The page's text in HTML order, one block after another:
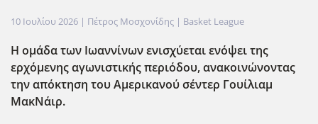
10 Ιουλίου 2026 | Πέτρος Μοσχονίδης | Basket League
Η ομάδα των Ιωαννίνων ενισχύεται ενόψει της
ερχόμενης αγωνιστικής περιόδου, ανακοινώνοντας
την απόκτηση του Αμερικανού σέντερ Γουίλιαμ
ΜακΝάιρ.